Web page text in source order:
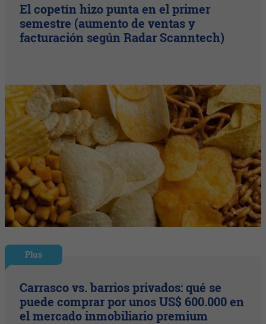
El copetín hizo punta en el primer
semestre (aumento de ventas y
facturación según Radar Scanntech)
Plus
Carrasco vs. barrios privados: qué se
puede comprar por unos US$ 600.000 en
el mercado inmobiliario premium